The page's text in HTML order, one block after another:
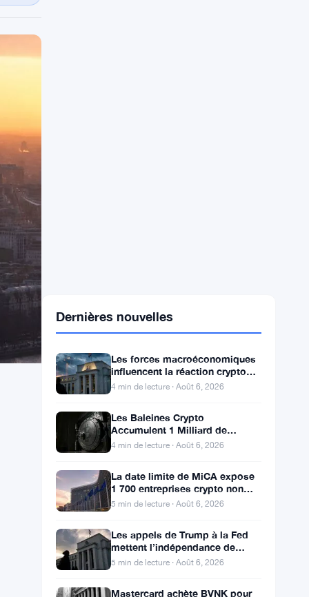
Les forces macroéconomiques
alors que l’attente de la Fed se
poursuit
4 min de lecture · Août 6, 2026
Les Baleines Crypto
Dollars en Bitcoin, Ethereum et
4 min de lecture · Août 6, 2026